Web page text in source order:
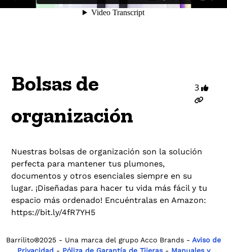
Bolsas de
organización
3
Nuestras bolsas de organización son la solución
perfecta para mantener tus plumones,
documentos y otros esenciales siempre en su
lugar. ¡Diseñadas para hacer tu vida más fácil y tu
espacio más ordenado! Encuéntralas en Amazon:
https://bit.ly/4fR7YH5
Barrilito®2025 - Una marca del grupo Acco Brands - Aviso de